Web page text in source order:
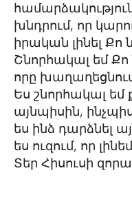
խնդրում, որ
իրական լինել Քո
Շնորհակալ եմ
որը
Ես շնորհակալ եմ
այնպիսին,
ես ինձ դարձնել
ես ուզում, որ
Տեր Հիսուսի